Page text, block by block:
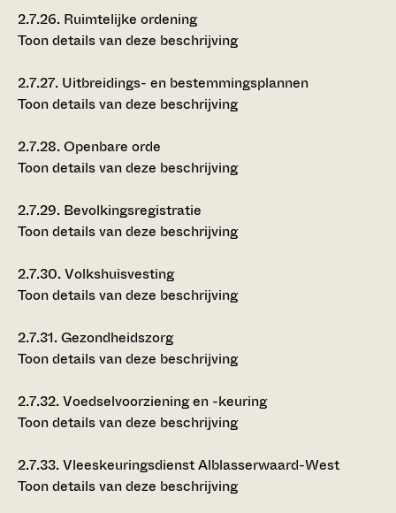
2.7.26. Ruimtelijke ordening
Toon details van deze beschrijving
2.7.27. Uitbreidings- en bestemmingsplannen
Toon details van deze beschrijving
2.7.28.Openbare orde
Toon details van deze beschrijving
2.7.29. Bevolkingsregistratie
Toon details van deze beschrijving
2.7.30.Volkshuisvesting
Toon details van deze beschrijving
2.7.31.Gezondheidszorg
Toon details van deze beschrijving
2.7.32.Voedselvoorziening en -keuring
Toon details van deze beschrijving
2.7.33.Vleeskeuringsdienst Alblasserwaard-West
Toon details van deze beschrijving